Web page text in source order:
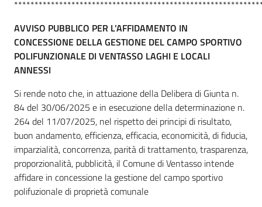
AVVISO PUBBLICO PER L’AFFIDAMENTO IN
CONCESSIONE DELLA GESTIONE DEL CAMPO SPORTIVO
POLIFUNZIONALE DI VENTASSO LAGHI E LOCALI
ANNESSI
Si rende noto che, in attuazione della Delibera di Giunta n.
84 del 30/06/2025 e in esecuzione della determinazione n.
264 del 11/07/2025, nel rispetto dei principi di risultato,
buon andamento, efficienza, efficacia, economicità, di fiducia,
imparzialità, concorrenza, parità di trattamento, trasparenza,
proporzionalità, pubblicità, il Comune di Ventasso intende
affidare in concessione la gestione del campo sportivo
polifuzionale di proprietà comunale